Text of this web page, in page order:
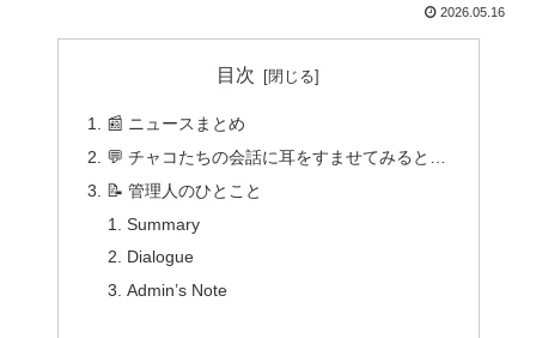
2026.05.16
目次
📰 ニュースまとめ
💬 チャコたちの会話に耳をすませてみると…
📝 管理人のひとこと
Summary
Dialogue
Admin’s Note